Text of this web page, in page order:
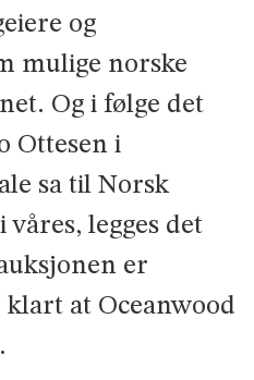
og
mulige norske
Og i følge det
Ottesen i
sa til Norsk
legges det
er
at Oceanwood